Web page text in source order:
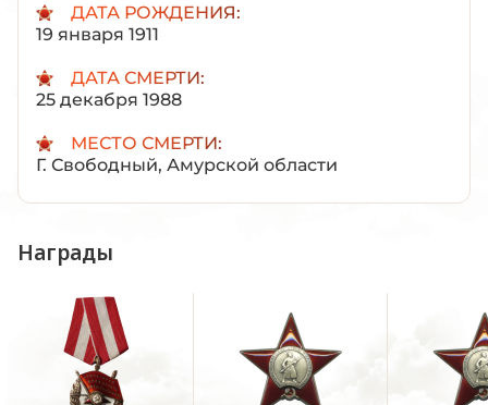
ДАТА РОЖДЕНИЯ:
19 января 1911
ДАТА СМЕРТИ:
25 декабря 1988
МЕСТО СМЕРТИ:
Г. Свободный, Амурской области
Награды